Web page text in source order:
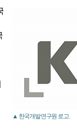
▲ 한국개발연구원 로고.